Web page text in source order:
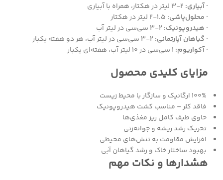
· آبیاری:
· محلول‌پاشی:
· هیدروپونیک:
· گیاهان آپارتمانی:
· آکواریوم:
مزایای کلیدی محصول
فاقد کلر – مناسب کشت هیدروپونیک
حاوی طیف کامل ریز مغذی‌ها
تحریک رشد ریشه و جوانه‌زنی
افزایش مقاومت به تنش‌های محیطی
بهبود ساختار خاک و رشد گیاهان آبی
هشدارها و نکات مهم